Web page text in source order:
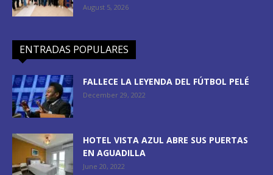
August 5, 2026
ENTRADAS POPULARES
FALLECE LA LEYENDA DEL FÚTBOL PELÉ
December 29, 2022
HOTEL VISTA AZUL ABRE SUS PUERTAS
EN AGUADILLA
June 20, 2022